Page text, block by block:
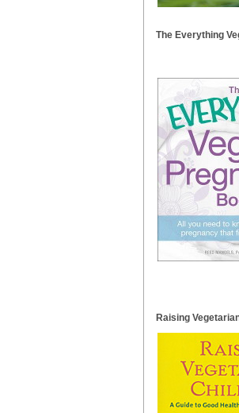
The Everything
Raising